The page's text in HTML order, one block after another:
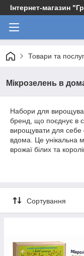
Інтернет-магазин
Товари та
Мікрозелень в
Набори для
бренд, що поєднує в
вирощувати для себе
вдома. Це унікальна
врожаї білих та
емоції своїм дітям
Сортування